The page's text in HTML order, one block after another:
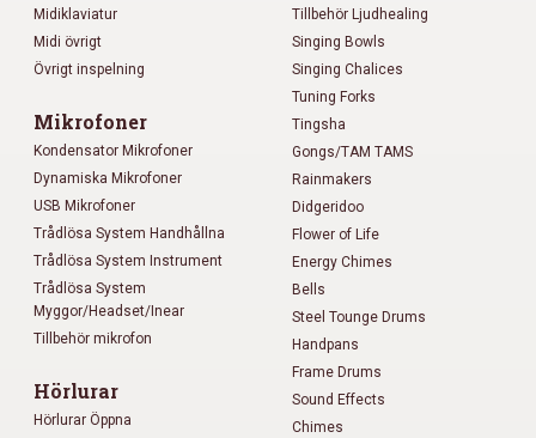
Midiklaviatur
Midi övrigt
Övrigt inspelning
Mikrofoner
Kondensator Mikrofoner
Dynamiska Mikrofoner
USB Mikrofoner
Trådlösa System Handhållna
Trådlösa System Instrument
Trådlösa System
Myggor/Headset/Inear
Tillbehör mikrofon
Hörlurar
Hörlurar Öppna
Tillbehör Ljudhealing
Singing Bowls
Singing Chalices
Tuning Forks
Tingsha
Gongs/TAM TAMS
Rainmakers
Didgeridoo
Flower of Life
Energy Chimes
Bells
Steel Tounge Drums
Handpans
Frame Drums
Sound Effects
Chimes